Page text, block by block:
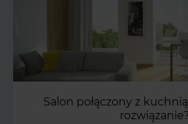
Salon połączony z
rozwiązanie?